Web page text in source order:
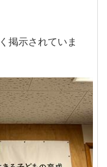
掲示されていま